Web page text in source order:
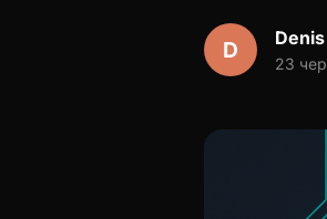
D Denis
23